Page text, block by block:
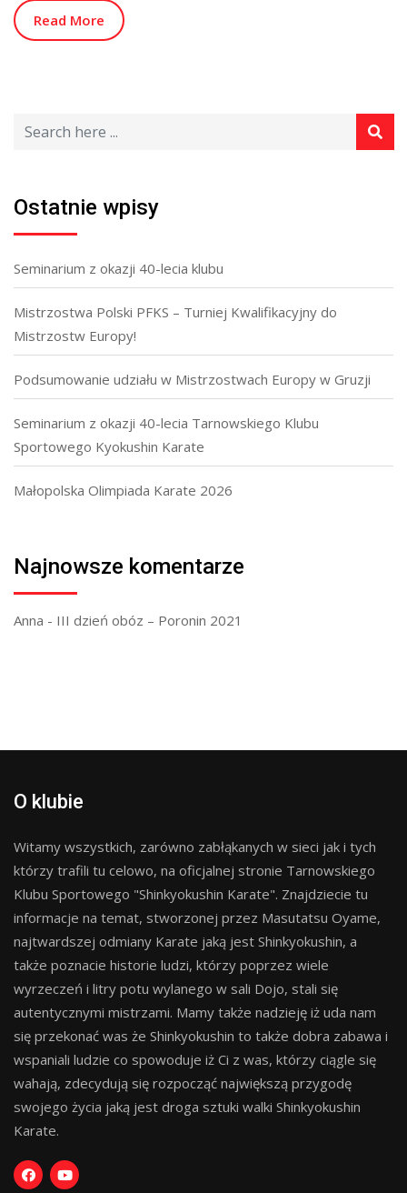
Read More
Ostatnie wpisy
Seminarium z okazji 40-lecia klubu
Mistrzostwa Polski PFKS – Turniej Kwalifikacyjny do
Mistrzostw Europy!
Podsumowanie udziału w Mistrzostwach Europy w Gruzji
Seminarium z okazji 40-lecia Tarnowskiego Klubu
Sportowego Kyokushin Karate
Małopolska Olimpiada Karate 2026
Najnowsze komentarze
Anna - III dzień obóz – Poronin 2021
O klubie
Witamy wszystkich, zarówno zabłąkanych w sieci jak i tych
którzy trafili tu celowo, na oficjalnej stronie Tarnowskiego
Klubu Sportowego "Shinkyokushin Karate". Znajdziecie tu
informacje na temat, stworzonej przez Masutatsu Oyame,
najtwardszej odmiany Karate jaką jest Shinkyokushin, a
także poznacie historie ludzi, którzy poprzez wiele
wyrzeczeń i litry potu wylanego w sali Dojo, stali się
autentycznymi mistrzami. Mamy także nadzieję iż uda nam
się przekonać was że Shinkyokushin to także dobra zabawa i
wspaniali ludzie co spowoduje iż Ci z was, którzy ciągle się
wahają, zdecydują się rozpocząć największą przygodę
swojego życia jaką jest droga sztuki walki Shinkyokushin
Karate.